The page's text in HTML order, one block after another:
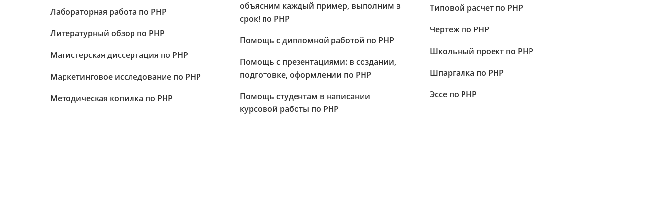
Лабораторная работа по PHP
Литературный обзор по PHP
Магистерская диссертация по PHP
Маркетинговое исследование по PHP
Методическая копилка по PHP
объясним каждый пример, выполним в
срок! по PHP
Помощь с дипломной работой по PHP
Помощь с презентациями: в создании,
подготовке, оформлении по PHP
Помощь студентам в написании
курсовой работы по PHP
Типовой расчет по PHP
Чертёж по PHP
Школьный проект по PHP
Шпаргалка по PHP
Эссе по PHP